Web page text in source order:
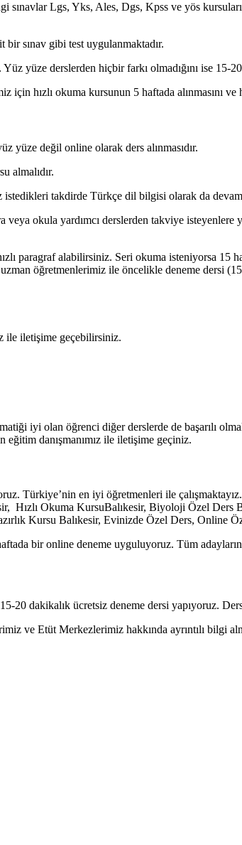
sınavlar Lgs, Yks, Ales, Dgs, Kpss ve yös
sınav gibi test uygulanmaktadır.
yüze derslerden hiçbir farkı olmadığını ise 15-
için hızlı okuma kursunun 5 haftada alınmasını
yüze değil online olarak ders alınmasıdır.
almalıdır.
istedikleri takdirde Türkçe dil bilgisi olarak da
veya okula yardımcı derslerden takviye
paragraf alabilirsiniz. Seri okuma isteniyorsa 15
öğretmenlerimiz ile öncelikle deneme dersi
ile iletişime geçebilirsiniz.
iyi olan öğrenci diğer derslerde de başarılı
danışmanımız ile iletişime geçiniz.
Türkiye’nin en iyi öğretmenleri ile
Hızlı Okuma KursuBalıkesir, Biyoloji Özel
Kursu Balıkesir, Evinizde Özel Ders, Online
bir online deneme uyguluyoruz. Tüm adayların
20 dakikalık ücretsiz deneme dersi yapıyoruz.
ve Etüt Merkezlerimiz hakkında ayrıntılı bilgi